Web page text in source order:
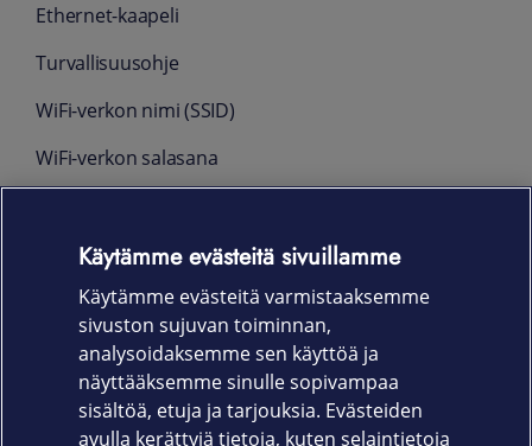
Ethernet-kaapeli
Turvallisuusohje
WiFi-verkon nimi (SSID)
WiFi-verkon salasana
117 x 117 x 146 mm
700 g
Takuu
Valmistajan myöntämä 24 kk takuu
Käytämme evästeitä sivuillamme
Käytämme evästeitä varmistaaksemme
sivuston sujuvan toiminnan,
analysoidaksemme sen käyttöä ja
näyttääksemme sinulle sopivampaa
sisältöä, etuja ja tarjouksia. Evästeiden
avulla kerättyjä tietoja, kuten selaintietoja